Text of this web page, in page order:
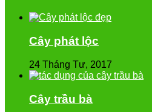
Cây phát lộc
24 Tháng Tư, 2017
Cây trầu bà